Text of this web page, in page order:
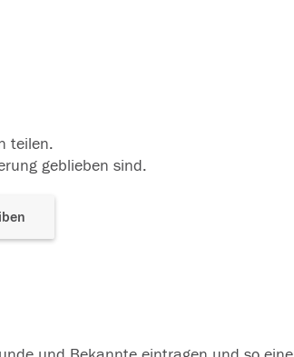
teilen.
geblieben sind.